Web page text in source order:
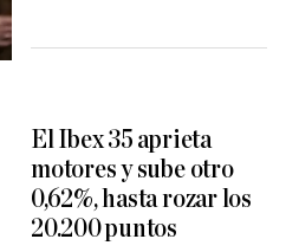
El Ibex 35 aprieta
motores y sube otro
0,62%, hasta rozar los
20.200 puntos